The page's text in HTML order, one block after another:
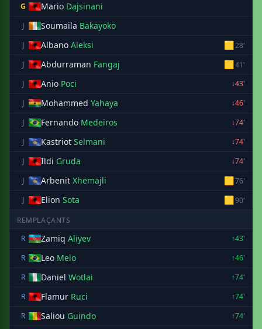
G Mario Dajsinani
J Soumaila Bakayoko
J Albano Aleksi 🟨28'
J
Abdurraman Fangaj 🟨41'
J
Anio Poci
↓43'
J
Mohammed Yahaya
↓46'
J
Fernando Medeiros
↓74'
J
Kastriot Selmani
↓74'
J
Ildi Gruda
↓74'
J
Arbenit Xhemajli 🟨76'
J
Elion Sota 🟨90'
REMPLAÇANTS
R
Zamiq Aliyev
↑43'
R
Leo Melo
↑46'
R
Daniel Wotlai
↑74'
R
Flamur Ruci
↑74'
R
Saliou Guindo
↑74'